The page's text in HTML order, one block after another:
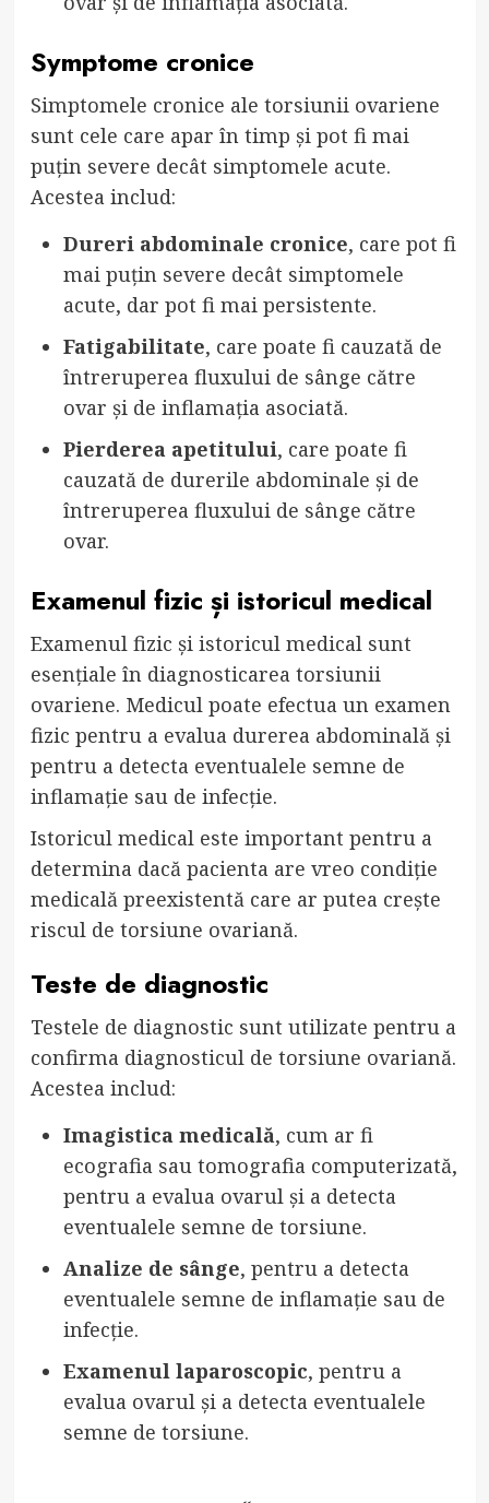
Symptome cronice
Simptomele cronice ale torsiunii ovariene
sunt cele care apar în timp și pot fi mai
puțin severe decât simptomele acute.
Acestea includ:
Dureri abdominale cronice, care pot fi
mai puțin severe decât simptomele
acute, dar pot fi mai persistente.
Fatigabilitate, care poate fi cauzată de
întreruperea fluxului de sânge către
ovar și de inflamația asociată.
Pierderea apetitului, care poate fi
cauzată de durerile abdominale și de
întreruperea fluxului de sânge către
ovar.
Examenul fizic și istoricul medical
Examenul fizic și istoricul medical sunt
esențiale în diagnosticarea torsiunii
ovariene. Medicul poate efectua un examen
fizic pentru a evalua durerea abdominală și
pentru a detecta eventualele semne de
inflamație sau de infecție.
Istoricul medical este important pentru a
determina dacă pacienta are vreo condiție
medicală preexistentă care ar putea crește
riscul de torsiune ovariană.
Teste de diagnostic
Testele de diagnostic sunt utilizate pentru a
confirma diagnosticul de torsiune ovariană.
Acestea includ:
Imagistica medicală, cum ar fi
ecografia sau tomografia computerizată,
pentru a evalua ovarul și a detecta
eventualele semne de torsiune.
Analize de sânge, pentru a detecta
eventualele semne de inflamație sau de
infecție.
Examenul laparoscopic, pentru a
evalua ovarul și a detecta eventualele
semne de torsiune.